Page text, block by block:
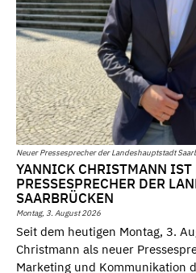
Neuer Pressesprecher der Landeshauptstadt
YANNICK CHRISTMANN IST
PRESSESPRECHER DER
SAARBRÜCKEN
Montag, 3. August 2026
Seit dem heutigen Montag, 3.
Christmann als neuer
Marketing und Kommunikation